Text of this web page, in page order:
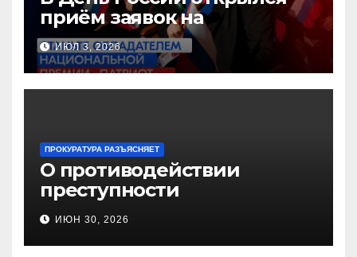
приём заявок на
Национальную премию
«Патриот»
ИЮЛ 3, 2026
ПРОКУРАТУРА РАЗЪЯСНЯЕТ
О противодействии
преступности
несовершеннолетних и
нарушению их прав
ИЮН 30, 2026